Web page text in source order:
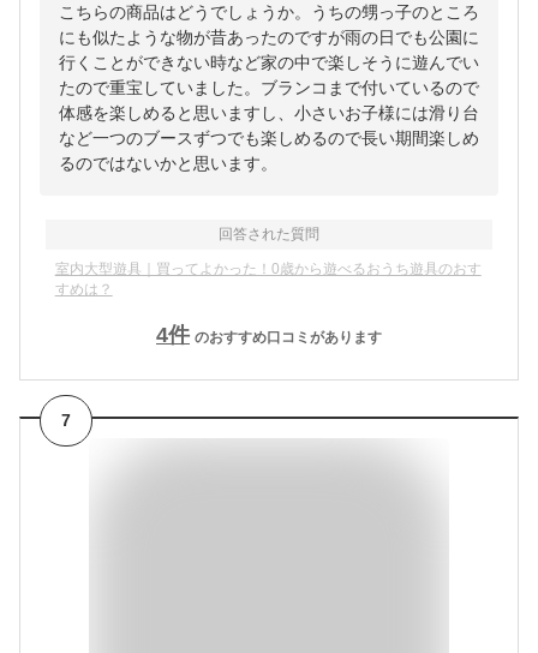
こちらの商品はどうでしょうか。うちの甥っ子のところ
にも似たような物が昔あったのですが雨の日でも公園に
行くことができない時など家の中で楽しそうに遊んでい
たので重宝していました。ブランコまで付いているので
体感を楽しめると思いますし、小さいお子様には滑り台
など一つのブースずつでも楽しめるので長い期間楽しめ
るのではないかと思います。
回答された質問
室内大型遊具｜買ってよかった！0歳から遊べるおうち遊具のおす
すめは？
4件 のおすすめ口コミがあります
7